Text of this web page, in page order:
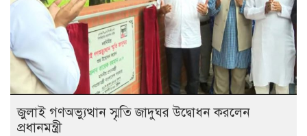
জুলাই গণঅভ্যুত্থান স্মৃতি জাদুঘর উদ্বোধন করলেন
প্রধানমন্ত্রী